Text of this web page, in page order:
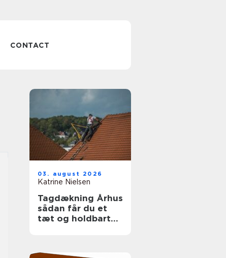
CONTACT
03. august 2026
Katrine Nielsen
Tagdækning Århus
sådan får du et
tæt og holdbart